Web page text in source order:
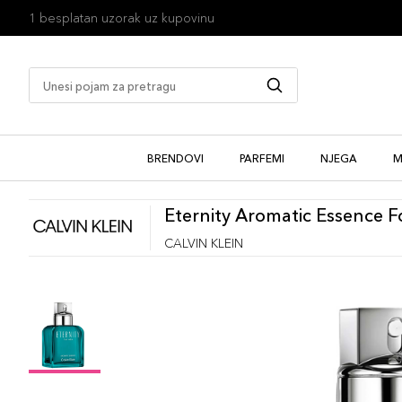
1 besplatan uzorak uz kupovinu
BRENDOVI PARFEMI NJEGA
Eternity Aromatic Essence
CALVIN KLEIN